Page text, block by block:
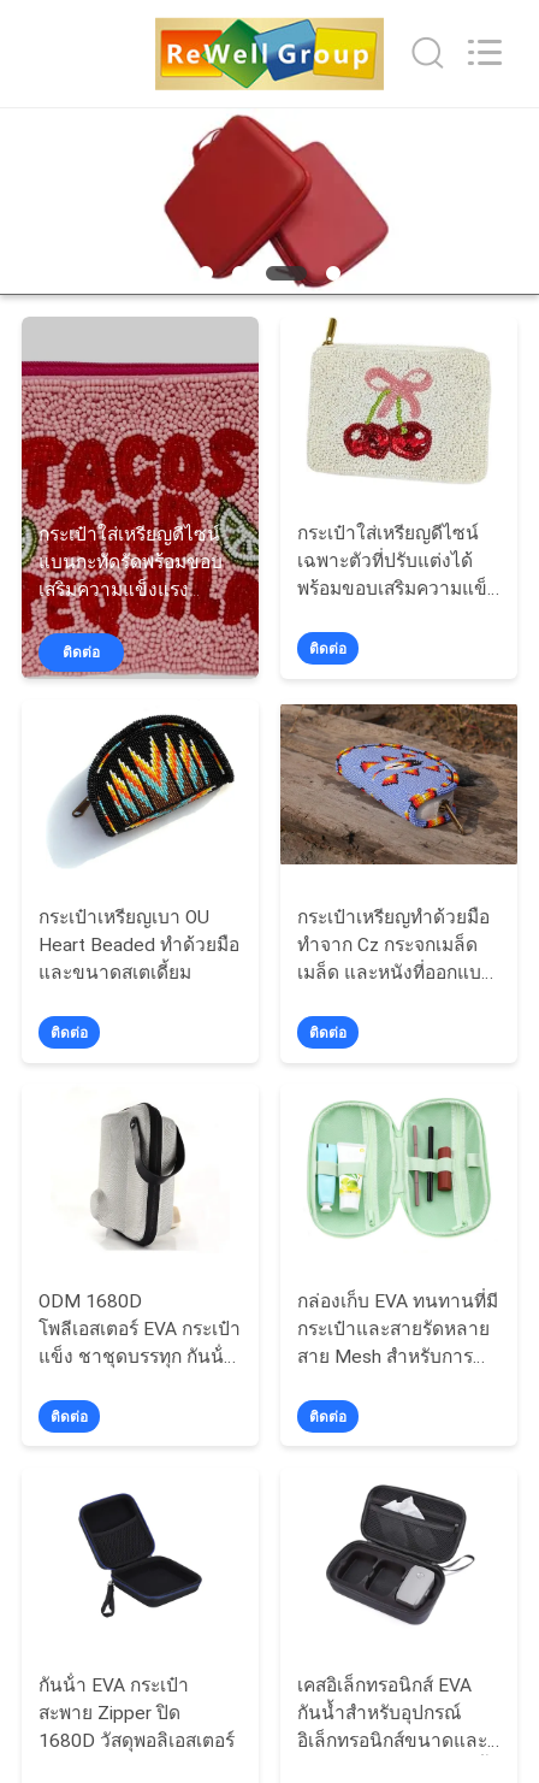
เกี่ยว
กับ
เรา
ทัวร์
โรงงาน
ควบคุม
คุณภาพ
แผนผัง
เว็บไซต์
PRIVACY
กระเป๋าใส่เหรียญดีไซน์
แบนกะทัดรัดพร้อมขอบ
เสริมความแข็งแรง
เหมาะสำหรับใส่เหรียญ
ลิปสติก และเครื่องประดับ
ชิ้นเล็ก
ติดต่อ
กระเป๋าใส่เหรียญดีไซน์
เฉพาะตัวที่ปรับแต่งได้
พร้อมขอบเสริมความแข็ง
สวยงามและความ
ทนทานยาวนาน
ติดต่อ
กระเป๋าเหรียญเบา OU
Heart Beaded ทําด้วยมือ
และขนาดสเตเดี้ยม
ติดต่อ
กระเป๋าเหรียญทําด้วยมือ
ทําจาก Cz กระจกเมล็ด
เมล็ด และหนังที่ออกแบบ
อางและสิ่งจําเป็นเล็ก ๆ
อย่างปลอดภัย
ติดต่อ
ODM 1680D
โพลีเอสเตอร์ EVA กระเป๋า
แข็ง ชาชุดบรรทุก กันน้ํา
กระเป๋าแข็ง กระเป๋าเดิน
ทาง
ติดต่อ
กล่องเก็บ EVA ทนทานที่มี
กระเป๋าและสายรัดหลาย
สาย Mesh สําหรับการ
ป้องกันอุปกรณ์มืออาชีพ
ติดต่อ
กันน้ํา EVA กระเป๋า
สะพาย Zipper ปิด
1680D วัสดุพอลิเอสเตอร์
เคสอิเล็กทรอนิกส์ EVA
กันน้ำสำหรับอุปกรณ์
อิเล็กทรอนิกส์ขนาดและสี